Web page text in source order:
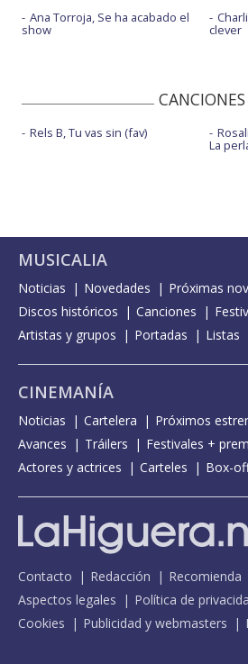
Ana Torroja, Se ha acabado el
show clever
CANCIONES
Rels B, Tu vas sin (fav)
La
MUSICALIA
Noticias Novedades
Próximas
Discos históricos
Canciones
Artistas y grupos
Portadas Listas
CINEMANÍA
Noticias Cartelera Próximos
Avances
Tráilers
Festivales +
Actores y actrices
Carteles Box-
Contacto Redacción Recomienda
Aspectos legales
Política de
Cookies
Publicidad y webmasters